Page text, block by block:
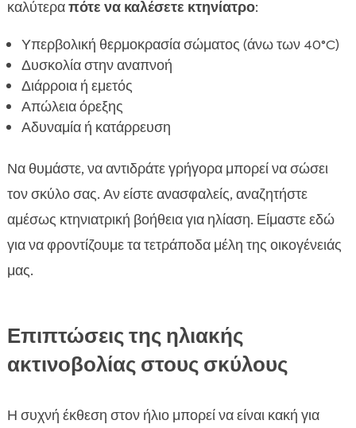
καλύτεραπότε να καλέσετε κτηνίατρο:
Υπερβολική θερμοκρασία σώματος (άνω των 40°C)
Δυσκολία στην αναπνοή
Διάρροια ή εμετός
Απώλεια όρεξης
Αδυναμία ή κατάρρευση
Να θυμάστε, να αντιδράτε γρήγορα μπορεί να σώσει
τον σκύλο σας. Αν είστε ανασφαλείς, αναζητήστε
αμέσως κτηνιατρική βοήθεια για ηλίαση. Είμαστε εδώ
για να φροντίζουμε τα τετράποδα μέλη της οικογένειάς
μας.
Επιπτώσεις της ηλιακής
ακτινοβολίας στους σκύλους
Η συχνή έκθεση στον ήλιο μπορεί να είναι κακή για